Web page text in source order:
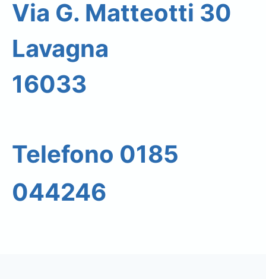
Via G. Matteotti 30
Lavagna
16033
Telefono 0185
044246